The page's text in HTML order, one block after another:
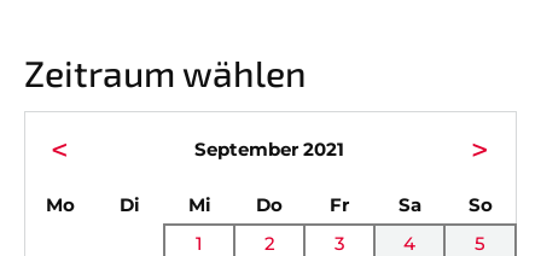
Zeitraum wählen
< September 2021 >
Montag Dienstag
Mittwoch
Donnerstag
Freitag SamstagSo
1
2 3 4
5
Mitgliedschaft
Ehrenmitglieder
Gesundheitssport
Alle Termine
Anfahrt
Chronik